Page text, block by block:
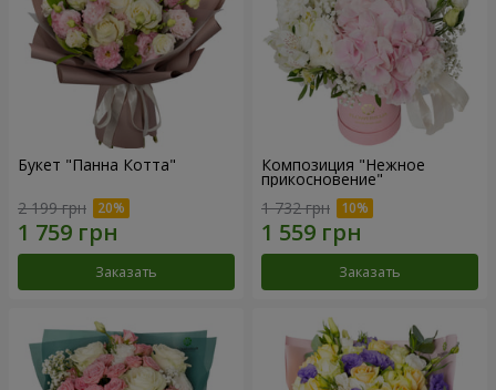
Букет "Панна Котта"
2 199 грн
Заказать
Композиция "Нежное
прикосновение"
1 732 грн
Заказать